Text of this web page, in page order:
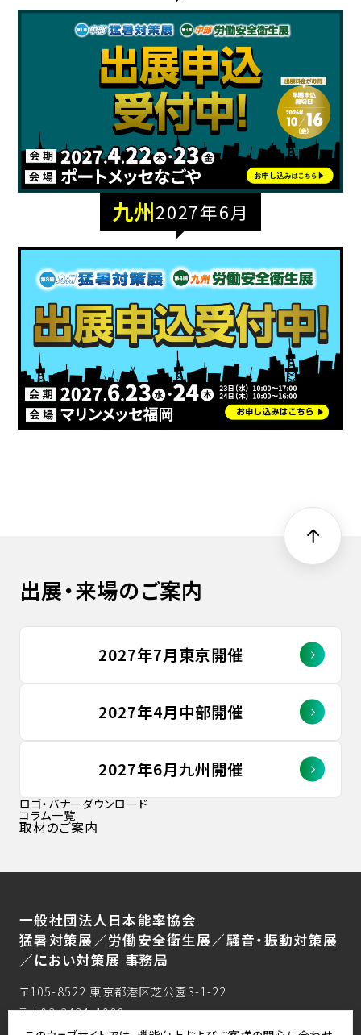
九州2027年6月
出展・来場のご案内
2027年7月東京開催
2027年4月中部開催
2027年6月九州開催
ロゴ・バナーダウンロード
コラム一覧
取材のご案内
一般社団法人日本能率協会
猛暑対策展／労働安全衛生展／騒音・振動対策展
／におい対策展 事務局
〒105-8522 東京都港区芝公園3-1-22
Tel:03-3434-1988
Fax:03-3434-8076